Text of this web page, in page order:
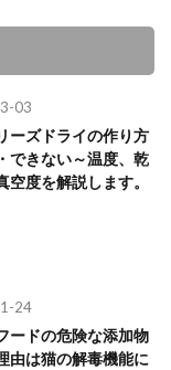
03
ーズドライの作り方
できない～温度、乾
空度を解説します。
24
ードの危険な添加物
由は猫の解毒機能に